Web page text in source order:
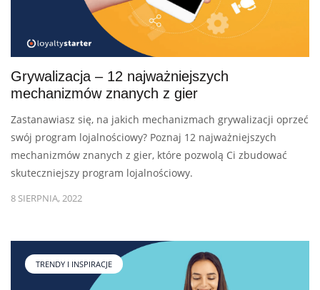
Grywalizacja – 12 najważniejszych
mechanizmów znanych z gier
Zastanawiasz się, na jakich mechanizmach grywalizacji oprzeć
swój program lojalnościowy? Poznaj 12 najważniejszych
mechanizmów znanych z gier, które pozwolą Ci zbudować
skuteczniejszy program lojalnościowy.
8 SIERPNIA, 2022
TRENDY I INSPIRACJE